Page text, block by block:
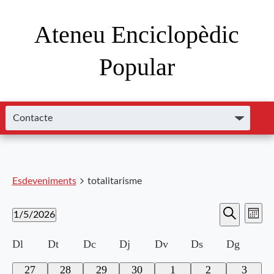
Ateneu Enciclopèdic
Popular
Esdeveniments totalitarisme
visual
i
Cerca de
Mes
1/5/2026
una
Calendari
Dl Dt Dc Dj Dv Ds Dg
0
27
0
28
0
29
0
30
0
1
0
2
0
3